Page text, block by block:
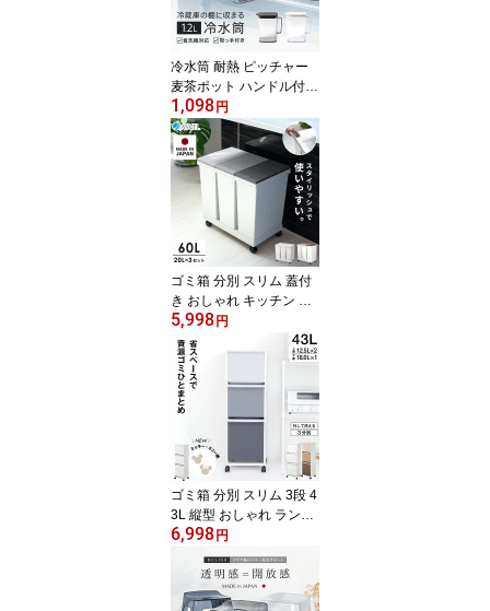
お風呂 浴室 【 アスベル
ASVEL BP550 550ml 単
】
冷水筒 耐熱 ピッチャー
麦茶ポット ハンドル付き
冷蔵庫 棚 収納 1.2L 洗い
やすい プラスチック お
しゃれ かわいい シンプ
ル お茶ポット 水差し 食
洗機対応 ウォーターピッ
チャー お茶入れ コンパ
クト 広口 水出し 新生活
【 アスベル 棚に収まる
冷水筒 SP121 】
1,098 円
ゴミ箱 分別 スリム 蓋付
き おしゃれ キッチン ラ
ンキング受賞 ふた付き 3
分別 大容量 ワゴン キャ
スター ダストボックス
リビング プッシュ ごみ
箱 新生活 ボタン ワンタ
ッチ 資源ゴミ プラゴミ
ペットボトル キャスター
付き 【 アスベル ASVEL
横型 3分別 ワゴン 60L 】
5,998 円
ゴミ箱 分別 スリム 3段 4
3L 縦型 おしゃれ ランキ
ング受賞 キッチン ふた
付き 3分別 大容量 ワゴン
キャスター ダストボック
ス リビング ごみ箱 タオ
6,998 円